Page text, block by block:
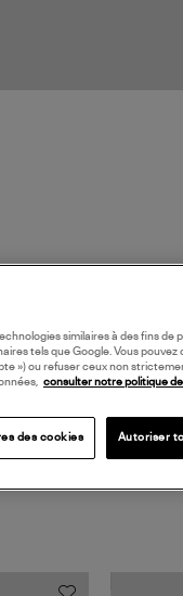
similaires à des fins
tels que Google. Vous pouvez
») ou refuser ceux non
consulter notre politique
des cookies Autoriser